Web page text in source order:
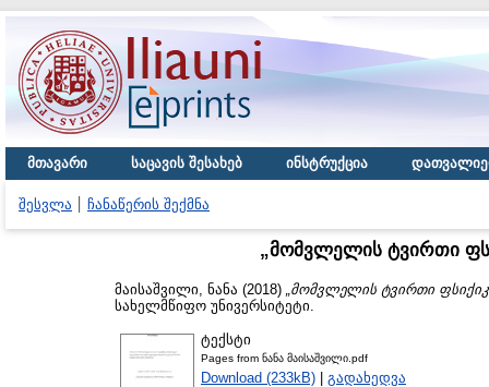
მთავარი საცავის შესახებ ინსტრუქცია
შესვლა ჩანაწერის შექმნა
„მომვლელის ტვირთი
მაისაშვილი, ნანა (2018) „მომვლელის ტვირთი
სახელმწიფო უნივერსიტეტი.
ტექსტი
Pages from ნანა მაისაშვილი.pdf
Download (233kB) | გადახედვა